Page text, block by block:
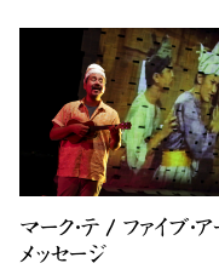
マーク・テ / ファイブ・
メッセージ